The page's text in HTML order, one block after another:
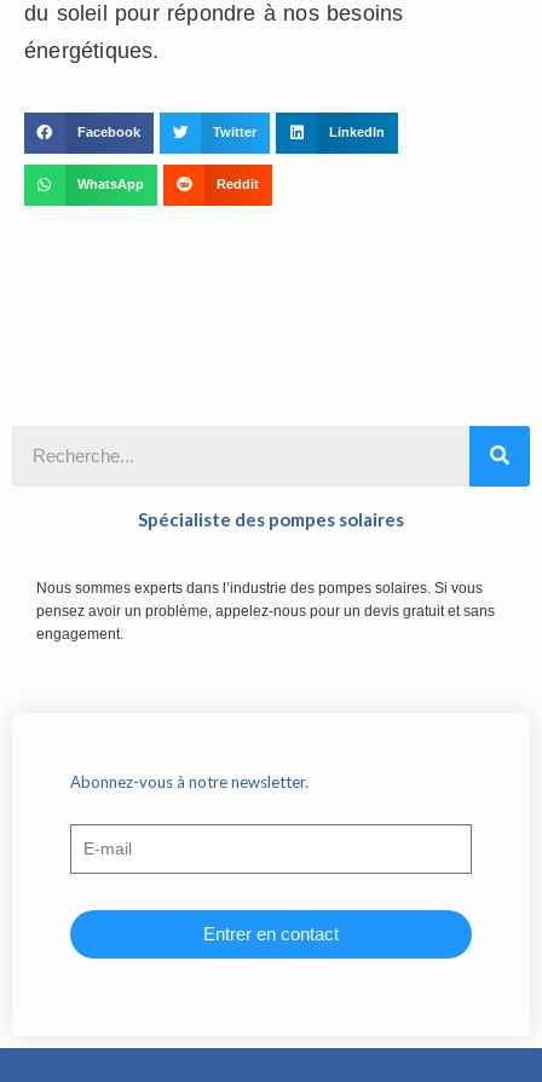
du soleil pour répondre à nos besoins
énergétiques.
Facebook Twitter LinkedIn
WhatsApp Reddit
Spécialiste des pompes solaires
Nous sommes experts dans l’industrie des pompes solaires. Si vous
pensez avoir un problème, appelez-nous pour un devis gratuit et sans
engagement.
Abonnez-vous à notre newsletter.
Entrer en contact